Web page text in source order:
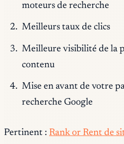
moteurs de recherche
Meilleurs taux de clics
Meilleure visibilité de la
contenu
Mise en avant de votre
recherche Google
Pertinent : Rank or Rent de